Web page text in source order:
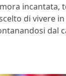
di vivere
dal